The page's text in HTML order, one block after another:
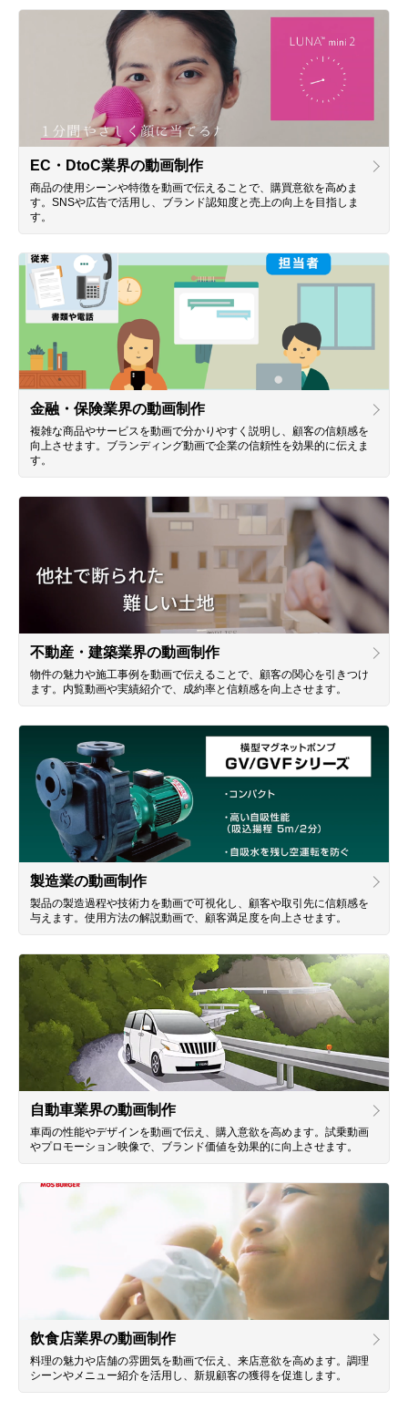
EC・DtoC業界の動画制作
商品の使用シーンや特徴を動画で伝えることで、購買意欲を高めま
す。SNSや広告で活用し、ブランド認知度と売上の向上を目指しま
す。
金融・保険業界の動画制作
複雑な商品やサービスを動画で分かりやすく説明し、顧客の信頼感を
向上させます。ブランディング動画で企業の信頼性を効果的に伝えま
す。
不動産・建築業界の動画制作
物件の魅力や施工事例を動画で伝えることで、顧客の関心を引きつけ
ます。内覧動画や実績紹介で、成約率と信頼感を向上させます。
製造業の動画制作
製品の製造過程や技術力を動画で可視化し、顧客や取引先に信頼感を
与えます。使用方法の解説動画で、顧客満足度を向上させます。
自動車業界の動画制作
車両の性能やデザインを動画で伝え、購入意欲を高めます。試乗動画
やプロモーション映像で、ブランド価値を効果的に向上させます。
飲食店業界の動画制作
料理の魅力や店舗の雰囲気を動画で伝え、来店意欲を高めます。調理
シーンやメニュー紹介を活用し、新規顧客の獲得を促進します。